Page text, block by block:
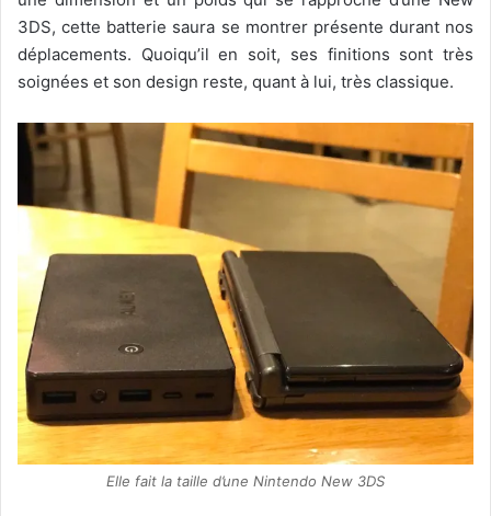
3DS, cette batterie saura se montrer présente durant nos
déplacements. Quoiqu’il en soit, ses finitions sont très
soignées et son design reste, quant à lui, très classique.
Elle fait la taille d’une Nintendo New 3DS